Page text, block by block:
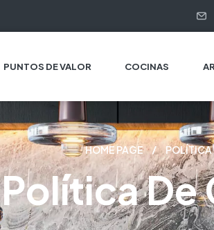
PUNTOS DE VALOR COCINAS
HOME PAGE POLÍTICA
Política De